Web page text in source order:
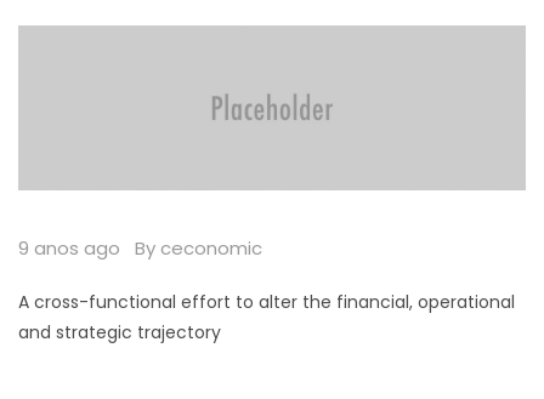
9 anos ago By ceconomic
A cross-functional effort to alter the financial, operational
and strategic trajectory